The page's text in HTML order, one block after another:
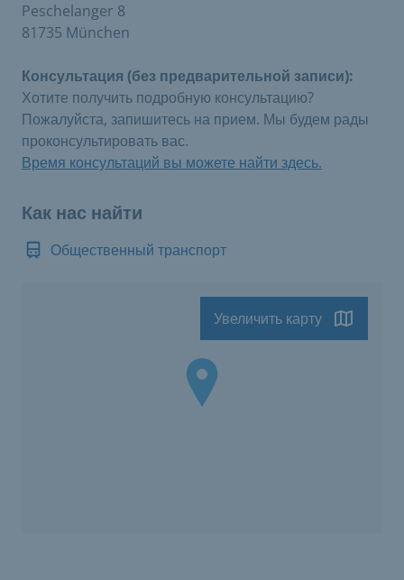
Peschelanger 8
81735 München
Консультация (без предварительной записи):
Хотите получить подробную консультацию?
Пожалуйста, запишитесь на прием. Мы будем рады
проконсультировать вас.
Время консультаций вы можете найти здесь.
Как нас найти
Общественный транспорт
Увеличить карту